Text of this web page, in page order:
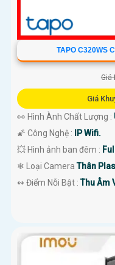
TAPO C320WS
Giá
Giá
👀 Hình Ành Chất Lượng :
🌠 Công Nghệ : IP Wifi.
💥 Hình ảnh ban đêm :
❄ Loại CameraThân
️↭ Điểm Nỗi Bật :Thu Âm